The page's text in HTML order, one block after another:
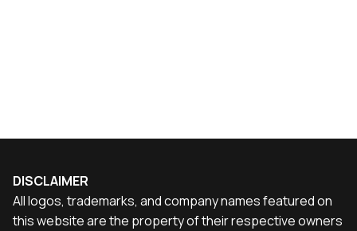
DISCLAIMER
All logos, trademarks, and company names featured on
this website are the property of their respective owners